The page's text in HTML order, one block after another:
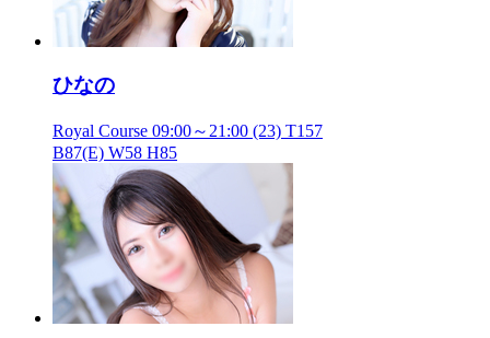
ひなの
Royal Course 09:00～21:00 (23) T157
B87(E) W58 H85